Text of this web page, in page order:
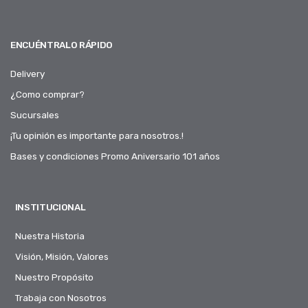
ENCUÉNTRALO RÁPIDO
Delivery
¿Como comprar?
Sucursales
¡Tu opinión es importante para nosotros.!
Bases y condiciones Promo Aniversario 101 años
INSTITUCIONAL
Nuestra Historia
Visión, Misión, Valores
Nuestro Propósito
Trabaja con Nosotros